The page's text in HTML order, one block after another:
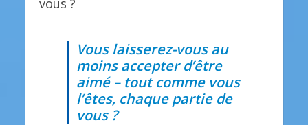
Vous laisserez-vous au
moins accepter d’être
aimé – tout comme vous
l’êtes, chaque partie de
vous ?